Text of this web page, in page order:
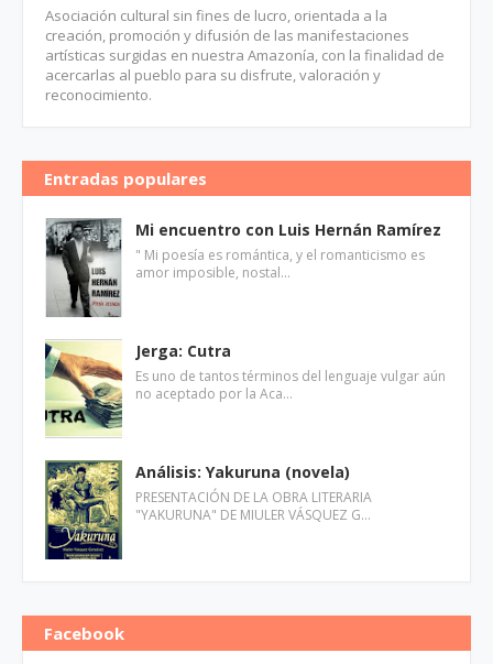
Asociación cultural sin fines de lucro, orientada a la
creación, promoción y difusión de las manifestaciones
artísticas surgidas en nuestra Amazonía, con la finalidad de
acercarlas al pueblo para su disfrute, valoración y
reconocimiento.
Entradas populares
Mi encuentro con Luis Hernán Ramírez
" Mi poesía es romántica, y el romanticismo es
amor imposible, nostal…
Jerga: Cutra
Es uno de tantos términos del lenguaje vulgar aún
no aceptado por la Aca…
Análisis: Yakuruna (novela)
PRESENTACIÓN DE LA OBRA LITERARIA
"YAKURUNA" DE MIULER VÁSQUEZ G…
Facebook